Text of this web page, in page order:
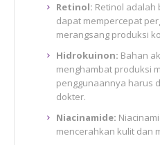
Retinol: Retinol adalah
dapat mempercepat
merangsang produksi
Hidrokuinon: Bahan
menghambat produksi
penggunaannya harus
dokter.
Niacinamide:
mencerahkan kulit dan